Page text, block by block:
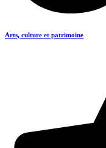
Arts, culture et patrimoine